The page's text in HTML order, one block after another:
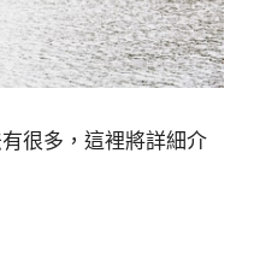
很多，這裡將詳細介